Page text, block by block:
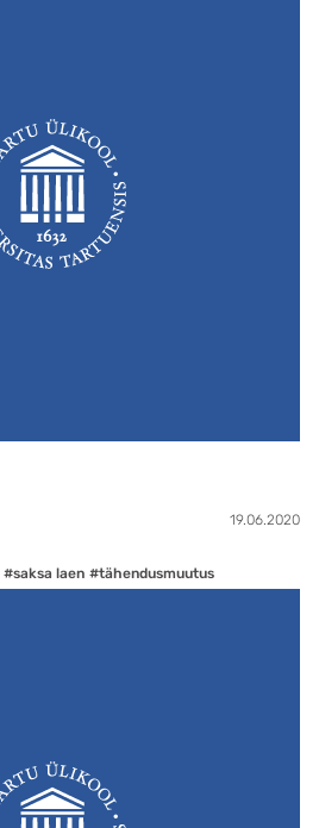
19.06.2020
#saksa laen #tähendusmuutus